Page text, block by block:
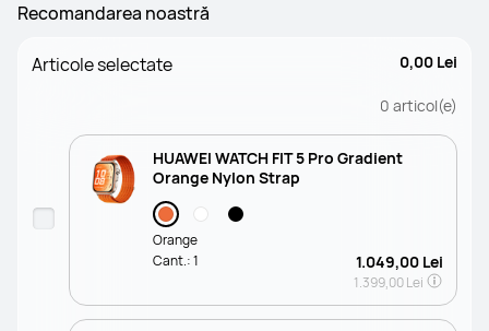
Recomandarea noastră
Articole selectate 0,00 Lei
0 articol(e)
HUAWEI WATCH FIT 5 Pro Gradient
Orange Nylon Strap
Orange
1.049,00 Lei
1.399,00 Lei
Cant.:1